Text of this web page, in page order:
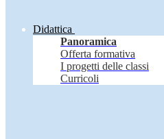
Didattica
Panoramica
Offerta formativa
I progetti delle classi
Curricoli